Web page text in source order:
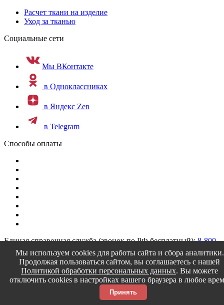
Расчет ткани на изделие
Уход за тканью
Социальные сети
Мы ВКонтакте
в Одноклассниках
в Яндекс Zen
в Telegram
Способы оплаты
Единая справочная служба (звонок по РФ бесплатный):8-800-
200-4150
Текстилия © 2014-2026
Мы используем cookies для работы сайта и сбора аналитики.
Продолжая пользоваться сайтом, вы соглашаетесь с нашей
Политикой обработки персональных данных. Вы можете
отключить cookies в настройках вашего браузера в любое
Принять